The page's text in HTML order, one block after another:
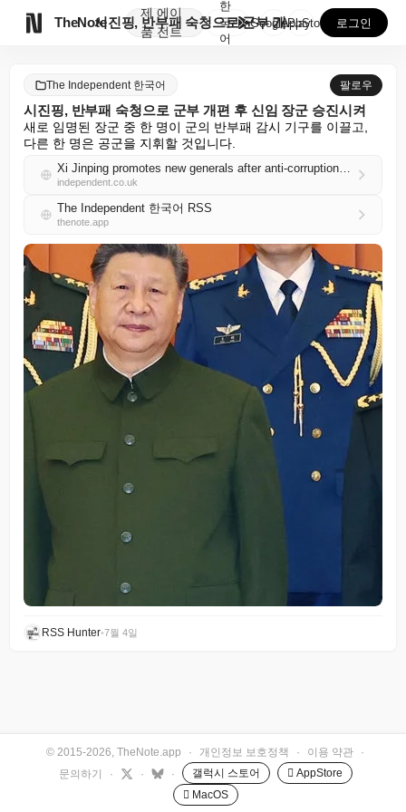
TheNote
제
품
에이
전트
시진핑, 반부패 숙청으로 군부 개편 후 신임 장군 승진...
한
국
어
GooglePlay
AppStore 로그인
The Independent 한국어 팔로우
시진핑, 반부패 숙청으로 군부 개편 후 신임 장군 승진시켜
새로 임명된 장군 중 한 명이 군의 반부패 감시 기구를 이끌고,
다른 한 명은 공군을 지휘할 것입니다.
Xi Jinping promotes new generals after anti-corruption crackdown shakes up military
independent.co.uk
The Independent 한국어 RSS
thenote.app
RSS Hunter•7월 4일
© 2015-2026, TheNote.app · 개인정보 보호정책 · 이용 약관
·
문의하기
· · · 갤럭시 스토어
 AppStore
 MacOS